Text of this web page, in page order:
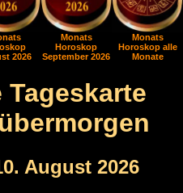
2026
Monats
Horoskop
September 2026
Monats
Horoskop alle
Monate
August 2026